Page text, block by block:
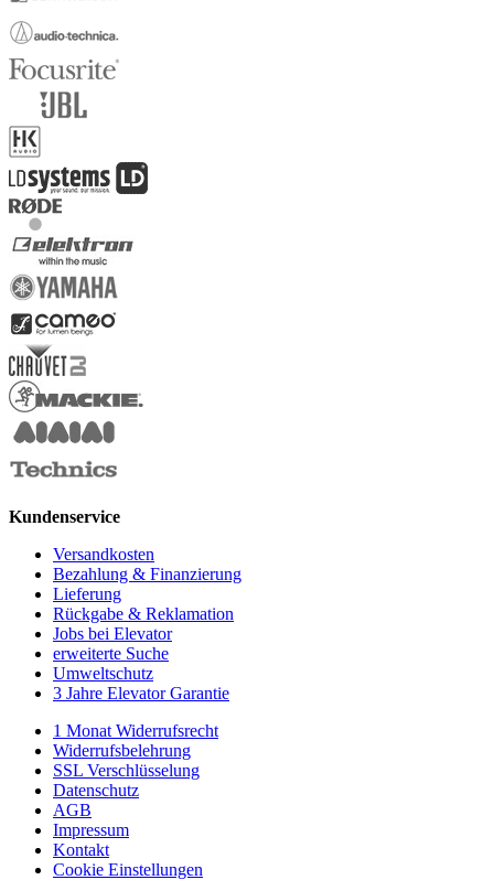
Kundenservice
Versandkosten
Bezahlung & Finanzierung
Lieferung
Rückgabe & Reklamation
Jobs bei Elevator
erweiterte Suche
Umweltschutz
3 Jahre Elevator Garantie
1 Monat Widerrufsrecht
Widerrufsbelehrung
SSL Verschlüsselung
Datenschutz
AGB
Impressum
Kontakt
Cookie Einstellungen